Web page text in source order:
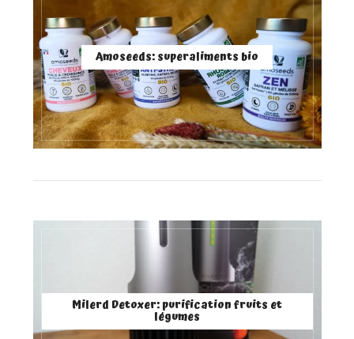
Amoseeds: superaliments bio
Milerd Detoxer: purification fruits et
légumes